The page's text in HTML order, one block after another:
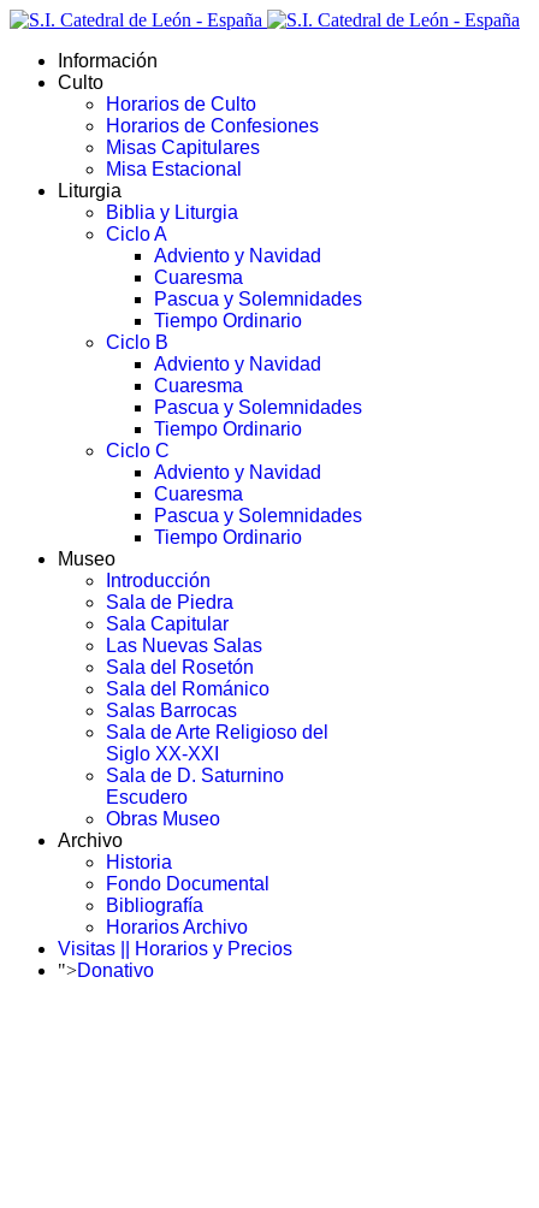
Información
Culto
Horarios de Culto
Horarios de Confesiones
Misas Capitulares
Misa Estacional
Liturgia
Biblia y Liturgia
Ciclo A
Adviento y Navidad
Cuaresma
Pascua y Solemnidades
Tiempo Ordinario
Ciclo B
Adviento y Navidad
Cuaresma
Pascua y Solemnidades
Tiempo Ordinario
Ciclo C
Adviento y Navidad
Cuaresma
Pascua y Solemnidades
Tiempo Ordinario
Museo
Introducción
Sala de Piedra
Sala Capitular
Las Nuevas Salas
Sala del Rosetón
Sala del Románico
Salas Barrocas
Sala de Arte Religioso del
Siglo XX-XXI
Sala de D. Saturnino
Escudero
Obras Museo
Archivo
Historia
Fondo Documental
Bibliografía
Horarios Archivo
Visitas || Horarios y Precios
">Donativo